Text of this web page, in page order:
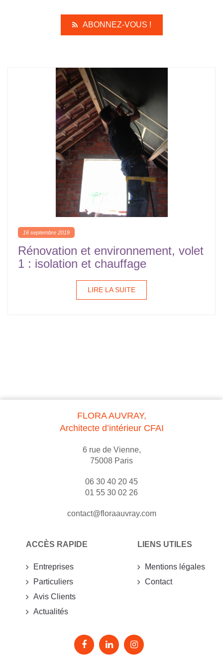
ABONNEZ-VOUS !
16 septembre 2019
Rénovation et environnement, volet
1 : isolation et chauffage
LIRE LA SUITE
FLORA AUVRAY,
Architecte d’intérieur CFAI
6 rue de Vienne,
75008 Paris
06 30 40 20 45
01 55 30 02 26
contact@floraauvray.com
ACCÈS RAPIDE
Entreprises
Particuliers
Avis Clients
Actualités
LIENS UTILES
Mentions légales
Contact